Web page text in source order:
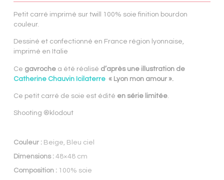
Petit carré imprimé sur twill 100% soie finition bourdon
couleur.
Dessiné et confectionné en France région lyonnaise,
imprimé en Italie
Ce gavrochea été réalisé d’après une illustration de
Catherine Chauvin Icilaterre« Lyon mon amour ».
Ce petit carré de soie est édité en série limitée.
Shooting ®klodout
Couleur :Beige, Bleu ciel
Dimensions :48×48 cm
Composition :100% soie